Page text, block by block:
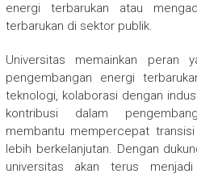
energi terbarukan atau
terbarukan di sektor publik.
Universitas memainkan peran
pengembangan energi
teknologi, kolaborasi dengan
kontribusi dalam
membantu mempercepat
lebih berkelanjutan. Dengan
universitas akan terus